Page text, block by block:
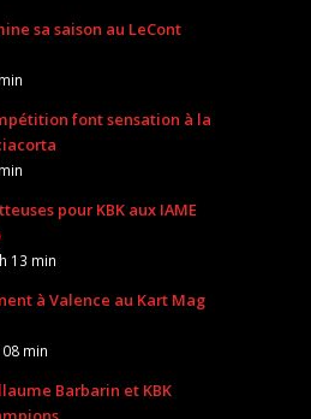
sa saison au LeCont
font sensation à la
pour KBK aux IAME
13 min
à Valence au Kart Mag
min
Barbarin et KBK